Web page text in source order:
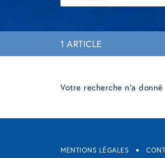
1 ARTICLE
Votre recherche n'a
MENTIONS LÉGALES